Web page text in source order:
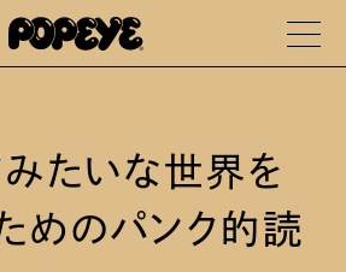
みたいな世界を
めのパンク的読